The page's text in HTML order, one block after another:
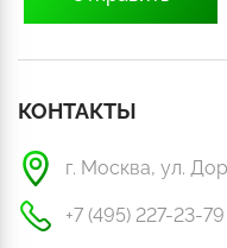
КОНТАКТЫ
г. Москва, ул.
+7 (495) 227-23-79